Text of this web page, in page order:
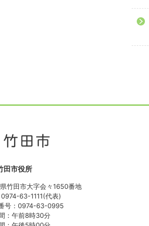
田市役所
竹田市大字会々1650番地
63-1111(代表)
号：0974-63-0995
：午前8時30分